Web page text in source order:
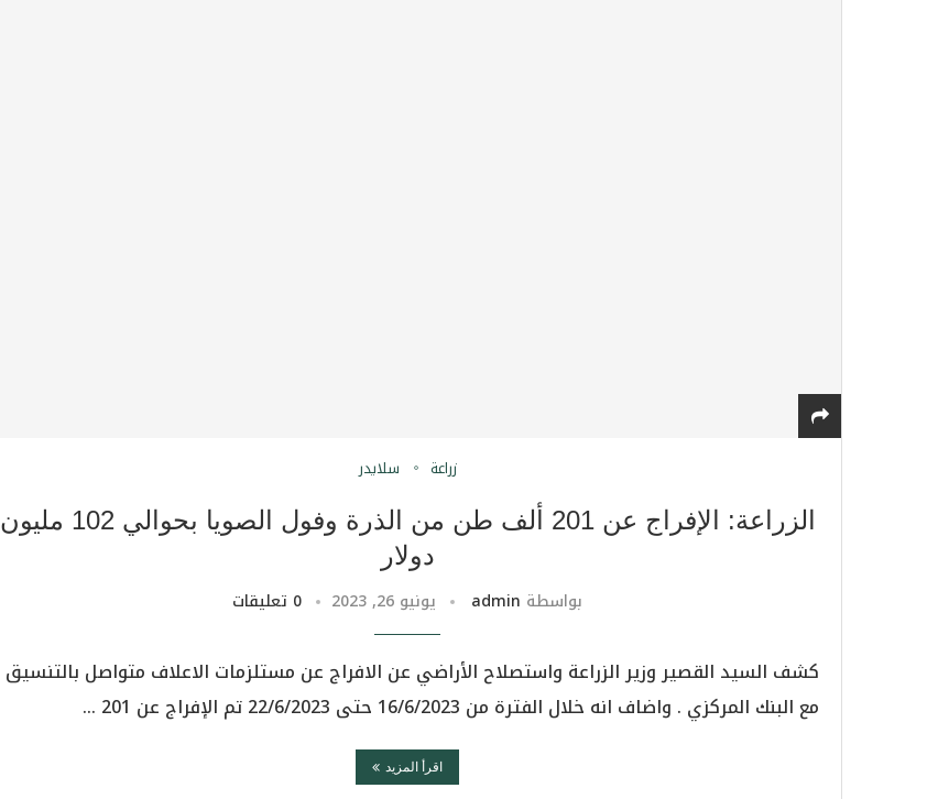
زراعة سلايدر
الزراعة: الإفراج عن 201 ألف طن من الذرة وفول الصويا بحوالي 102 مليون
دولار
بواسطة admin يونيو 26, 2023 0 تعليقات
كشف السيد القصير وزير الزراعة واستصلاح الأراضي عن الافراج عن مستلزمات الاعلاف متواصل بالتنسيق
مع البنك المركزي . واضاف انه خلال الفترة من 16/6/2023 حتى 22/6/2023 تم الإفراج عن 201 …
اقرأ المزيد